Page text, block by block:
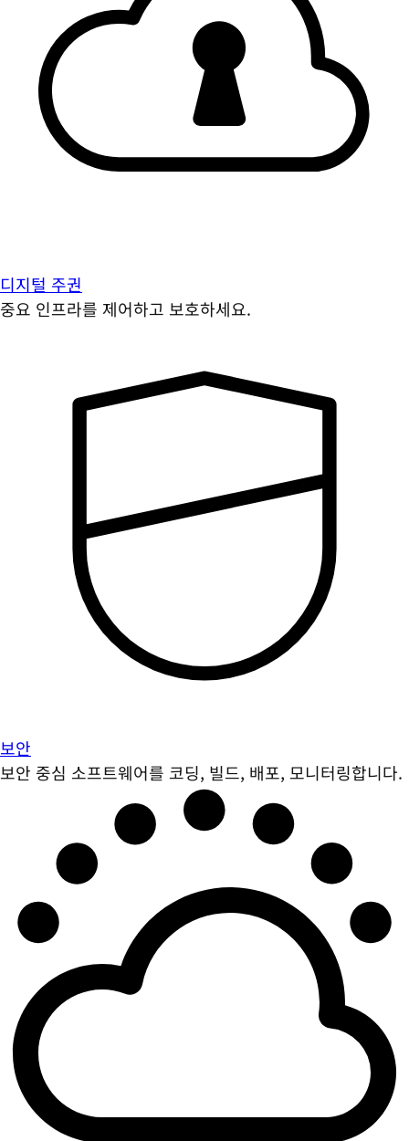
디지털 주권
중요 인프라를 제어하고 보호하세요.
보안
보안 중심 소프트웨어를 코딩, 빌드, 배포, 모니터링합니다.